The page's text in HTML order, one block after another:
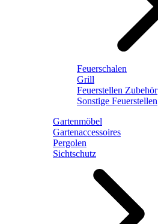
Feuerschalen
Grill
Feuerstellen Zubehör
Sonstige Feuerstellen
Gartenmöbel
Gartenaccessoires
Pergolen
Sichtschutz